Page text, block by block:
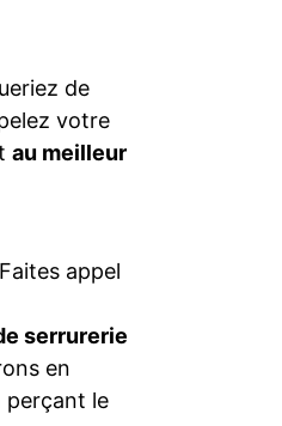
de
votre
au meilleur
appel
serrurerie
en
perçant le